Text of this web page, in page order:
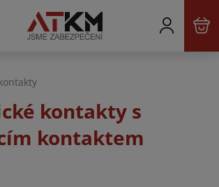
kontakty s
kontaktem